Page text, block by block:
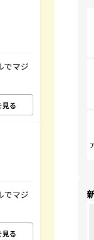
でマジ
見る
でマジ
見る